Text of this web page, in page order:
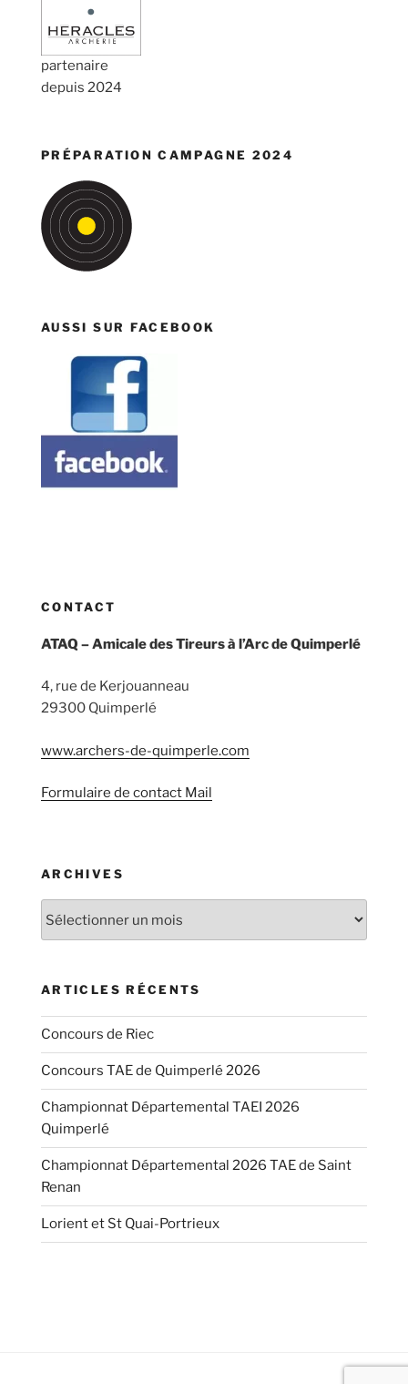
partenaire
depuis 2024
PRÉPARATION CAMPAGNE 2024
AUSSI SUR FACEBOOK
CONTACT
ATAQ – Amicale des Tireurs à l’Arc de Quimperlé
4, rue de Kerjouanneau
29300 Quimperlé
www.archers-de-quimperle.com
Formulaire de contact Mail
ARCHIVES
ARTICLES RÉCENTS
Concours de Riec
Concours TAE de Quimperlé 2026
Championnat Départemental TAEI 2026
Quimperlé
Championnat Départemental 2026 TAE de Saint
Renan
Lorient et St Quai-Portrieux